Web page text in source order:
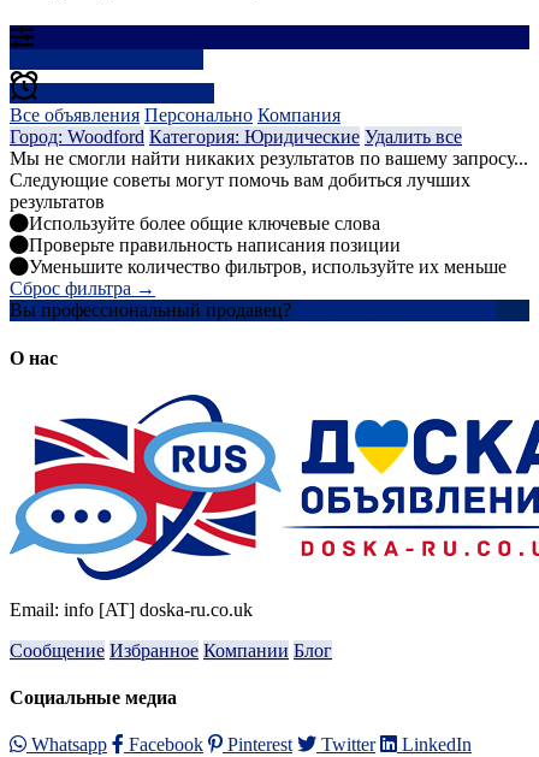
Все объявления Персонально Компания
Город: Woodford Категория: Юридические Удалить все
Мы не смогли найти никаких результатов по вашему запросу...
Следующие советы могут помочь вам добиться лучших
результатов
Используйте более общие ключевые слова
Проверьте правильность написания позиции
Уменьшите количество фильтров, используйте их меньше
Сброс фильтра →
Вы профессиональный продавец?
О нас
Email: info [AT] doska-ru.co.uk
Сообщение Избранное Компании Блог
Социальные медиа
Whatsapp Facebook Pinterest Twitter LinkedIn